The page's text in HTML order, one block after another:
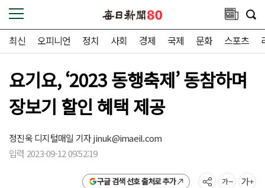
최신 오피니언 정치 사회 경제 국제 문화 스포츠
요기요, ‘2023 동행축제’ 동참하며
장보기 할인 혜택 제공
정진욱 디지털매일 기자jinuk@imaeil.com
입력 2023-09-12 09:52:19
구글 검색 선호 출처로 추가